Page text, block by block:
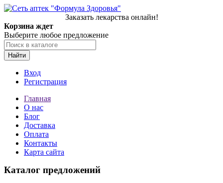
Заказать лекарства онлайн!
Корзина ждет
Выберите любое предложение
Найти
Вход
Регистрация
Главная
О нас
Блог
Доставка
Оплата
Контакты
Карта сайта
Каталог предложений